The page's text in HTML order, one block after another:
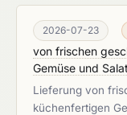
2026-07-23
von frischen
Gemüse und
Lieferung von
küchenfertigen